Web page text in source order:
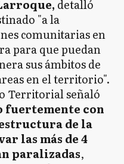
detalló
"a la
comunitarias en
para que puedan
sus ámbitos de
en el territorio".
Territorial señaló
fuertemente con
de la
las más de 4
paralizadas,